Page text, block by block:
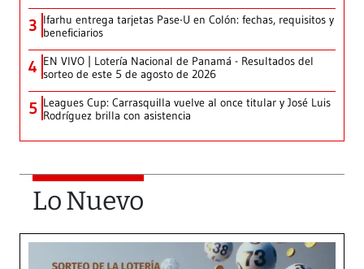
3 Ifarhu entrega tarjetas Pase-U en Colón: fechas, requisitos y
beneficiarios
4 EN VIVO | Lotería Nacional de Panamá - Resultados del
sorteo de este 5 de agosto de 2026
5 Leagues Cup: Carrasquilla vuelve al once titular y José Luis
Rodríguez brilla con asistencia
Lo Nuevo